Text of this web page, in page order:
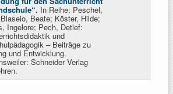
In Reihe: Peschel,
Beate; Köster, Hilde;
Ingelore; Pech, Detlef:
und
– Beiträge zu
und Entwicklung.
Schneider Verlag